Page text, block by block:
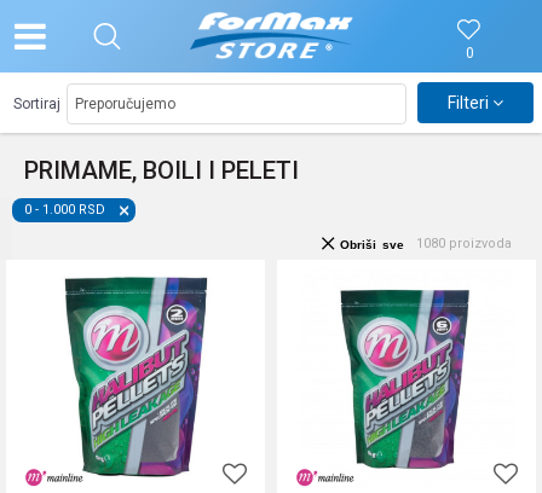
0
PRIMAME, BOILI I PELETI
Sortiraj Filteri
0 - 1.000 RSD
1080 proizvoda
Obriši sve